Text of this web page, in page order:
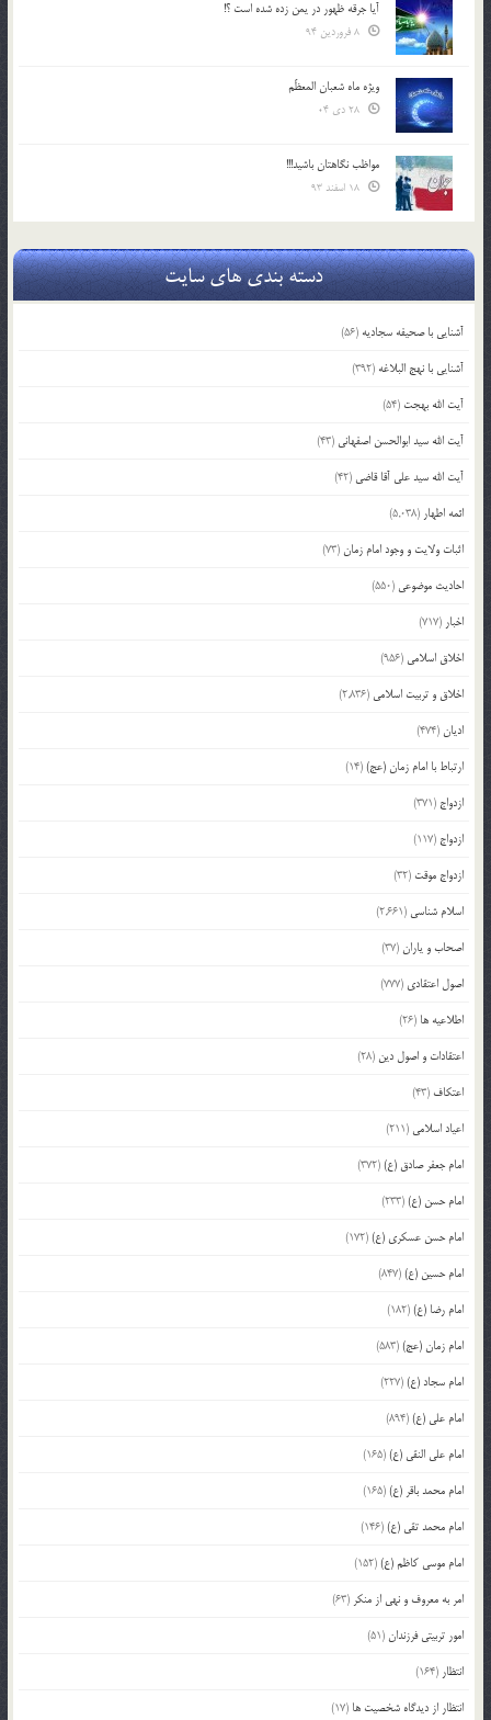
آیا جرقه ظهور در یمن زده شده است ؟!
ویژه ماه شعبان المعظّم
مواظب نگاهتان باشید!!!
دسته بندی های سایت
آشنایی با صحیفه سجادیه (56)
آشنایی با نهج البلاغه (392)
آیت الله بهجت (54)
آیت الله سید ابوالحسن اصفهانی (43)
آیت الله سید علی آقا قاضی (42)
ائمه اطهار (5,038)
اثبات ولایت و وجود امام زمان(73)
احادیث موضوعی (550)
اخبار (717)
اخلاق اسلامی (956)
اخلاق و تربیت اسلامی (2,836)
ادیان(474)
ارتباط با امام زمان (عج)(14)
ازدواج (371)
ازدواج (117)
ازدواج موقت (32)
اسلام شناسی (2,661)
اصحاب و یاران(37)
اصول اعتقادی (777)
اطلاعیه ها (26)
اعتقادات و اصول دین (28)
اعتکاف (43)
اعیاد اسلامی (211)
امام جعفر صادق (ع)(372)
امام حسن (ع)(233)
امام حسن عسکری (ع)(172)
امام حسین (ع)(847)
امام رضا (ع)(182)
امام زمان (عج)(583)
امام سجاد (ع)(227)
امام علی (ع)(894)
امام علی النقی (ع)(165)
امام محمد باقر (ع)(165)
امام محمد تقی (ع)(146)
امام موسی کاظم (ع)(152)
امر به معروف و نهی از منکر (63)
امور تربیتی فرزندان(51)
انتظار (164)
انتظار از دیدگاه شخصیت ها (17)